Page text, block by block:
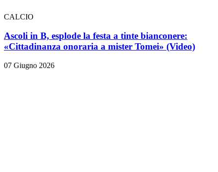
CALCIO
Ascoli in B, esplode la festa a tinte bianconere:
«Cittadinanza onoraria a mister Tomei» (Video)
07 Giugno 2026